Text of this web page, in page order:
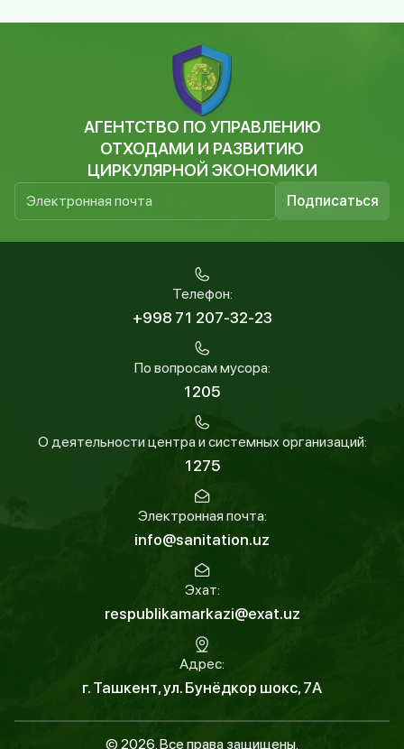
АГЕНТСТВО ПО УПРАВЛЕНИЮ
ОТХОДАМИ И РАЗВИТИЮ
ЦИРКУЛЯРНОЙ ЭКОНОМИКИ
Подписаться
Телефон:
+998 71 207-32-23
По вопросам мусора:
1205
О деятельности центра и системных организаций:
1275
Электронная почта:
info@sanitation.uz
Эхат:
respublikamarkazi@exat.uz
Адрес:
г. Ташкент, ул. Бунёдкор шокс, 7А
© 2026. Все права защищены.